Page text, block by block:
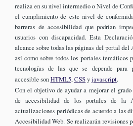
realiza en su nivel intermedio o Nivel de
el cumplimiento de este nivel de
barreras de accesibilidad que podrían
usuarios con discapacidad. Esta
alcance sobre todas las páginas del portal del
así como sobre todos los portales temáticos
tecnologías de las que se depende para
accesible sonHTML5, CSSyjavascript.
Con el objetivo de ayudar a mejorar el
de accesibilidad de los portales de la
actualizaciones periódicas de acuerdo a las
Accesibilidad Web. Se realizarán revisiones